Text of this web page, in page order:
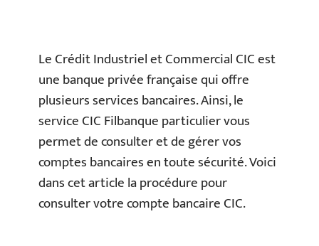
Le Crédit Industriel et Commercial CIC est
une banque privée française qui offre
plusieurs services bancaires. Ainsi, le
service CIC Filbanque particulier vous
permet de consulter et de gérer vos
comptes bancaires en toute sécurité. Voici
dans cet article la procédure pour
consulter votre compte bancaire CIC.